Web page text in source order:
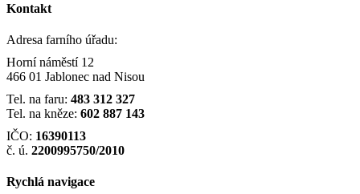
Kontakt
Adresa farního úřadu:
Horní náměstí 12
466 01 Jablonec nad Nisou
Tel. na faru: 483 312 327
Tel. na kněze: 602 887 143
IČO: 16390113
č. ú. 2200995750/2010
Rychlá navigace